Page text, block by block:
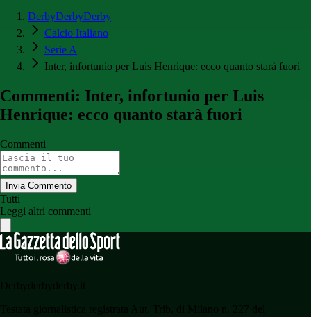
DerbyDerbyDerby
Calcio Italiano
Serie A
Inter, infortunio per Luis Henrique: ecco quanto starà fuori
Commenti: Inter, infortunio per Luis
Henrique: ecco quanto starà fuori
Commenti
Invia Commento
Tutti
Leggi altri commenti